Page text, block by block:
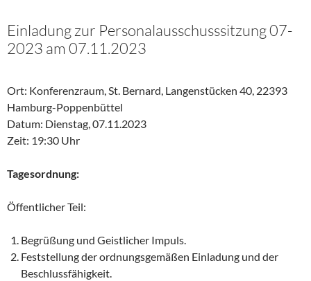
Einladung zur Personalausschusssitzung 07-
2023 am 07.11.2023
Ort: Konferenzraum, St. Bernard, Langenstücken 40, 22393
Hamburg-Poppenbüttel
Datum: Dienstag, 07.11.2023
Zeit: 19:30 Uhr
Tagesordnung:
Öffentlicher Teil:
Begrüßung und Geistlicher Impuls.
Feststellung der ordnungsgemäßen Einladung und der
Beschlussfähigkeit.